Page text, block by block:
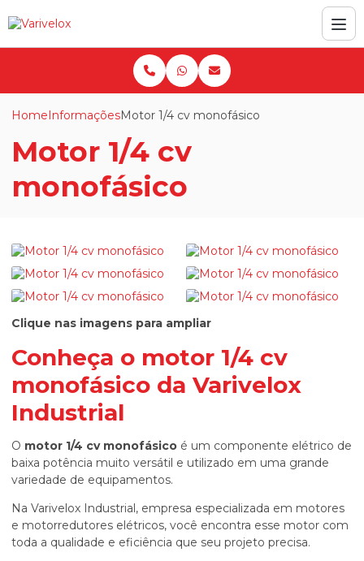
HomeInformaçõesMotor 1/4 cv monofásico
Motor 1/4 cv
monofásico
Clique nas imagens para ampliar
Conheça o motor 1/4 cv
monofásico da Varivelox
Industrial
O motor 1/4 cv monofásico é um componente elétrico de
baixa potência muito versátil e utilizado em uma grande
variedade de equipamentos.
Na Varivelox Industrial, empresa especializada em motores
e motorredutores elétricos, você encontra esse motor com
toda a qualidade e eficiência que seu projeto precisa.